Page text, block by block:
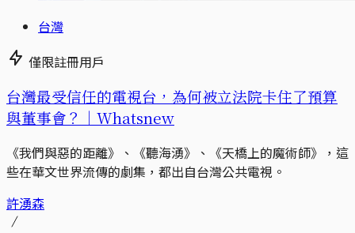
台灣
僅限註冊用戶
台灣最受信任的電視台，為何被立法院卡住了預算
與董事會？｜Whatsnew
《我們與惡的距離》、《聽海湧》、《天橋上的魔術師》，這
些在華文世界流傳的劇集，都出自台灣公共電視。
許湧森